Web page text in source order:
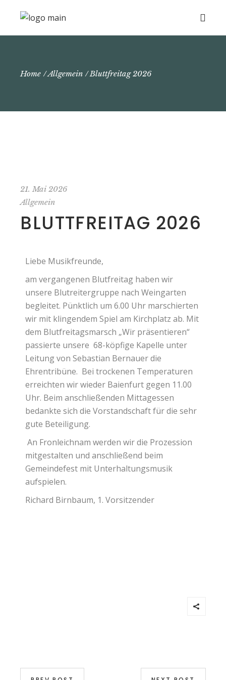
Home Allgemein Bluttfreitag 2026
21. Mai 2026
Allgemein
BLUTTFREITAG 2026
Liebe Musikfreunde,
am vergangenen Blutfreitag haben wir
unsere Blutreitergruppe nach Weingarten
begleitet. Pünktlich um 6.00 Uhr marschierten
wir mit klingendem Spiel am Kirchplatz ab. Mit
dem Blutfreitagsmarsch „Wir präsentieren“
passierte unsere 68-köpfige Kapelle unter
Leitung von Sebastian Bernauer die
Ehrentribüne. Bei trockenen Temperaturen
erreichten wir wieder Baienfurt gegen 11.00
Uhr. Beim anschließenden Mittagessen
bedankte sich die Vorstandschaft für die sehr
gute Beteiligung.
An Fronleichnam werden wir die Prozession
mitgestalten und anschließend beim
Gemeindefest mit Unterhaltungsmusik
aufspielen.
Richard Birnbaum, 1. Vorsitzender